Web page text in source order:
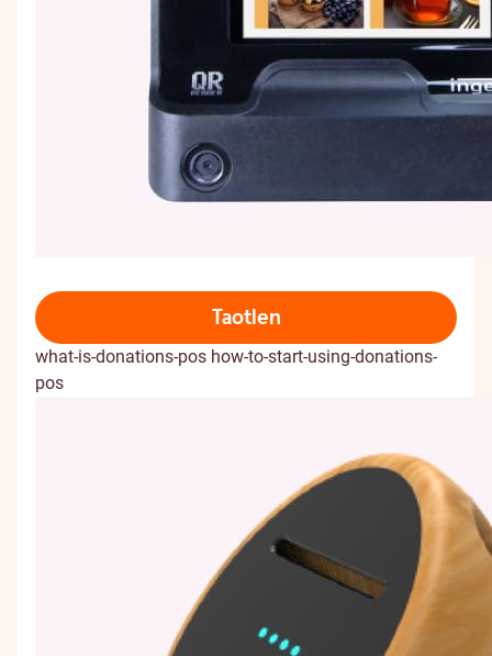
Taotlen
what-is-donations-pos how-to-start-using-donations-
pos